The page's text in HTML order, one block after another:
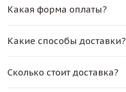
Какая форма оплаты?
Какие способы доставки?
Сколько стоит доставка?